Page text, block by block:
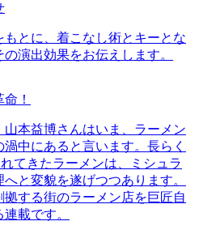
とに、着こなし術とキーとな
演出効果をお伝えします。
！
山本益博さんはいま、ラーメン
中にあると言います。長らく
てきたラーメンは、ミシュラ
と変貌を遂げつつあります。
する街のラーメン店を巨匠自
載です。